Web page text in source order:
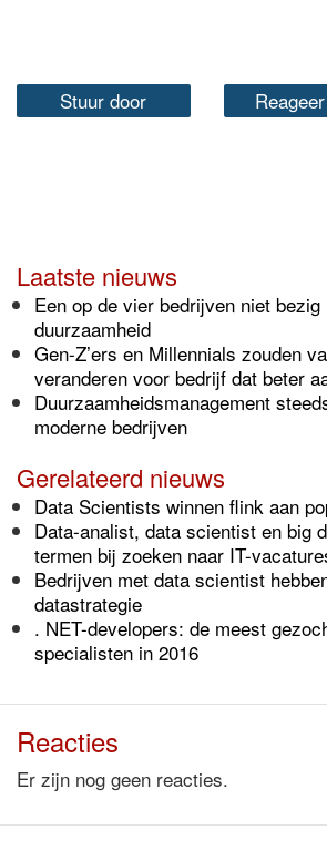
Stuur door Reageer
Laatste nieuws
Een op de vier bedrijven niet
duurzaamheid
Gen-Z’ers en Millennials zouden
veranderen voor bedrijf dat beter
Duurzaamheidsmanagement
moderne bedrijven
Gerelateerd nieuws
Data Scientists winnen flink aan
Data-analist, data scientist en big
termen bij zoeken naar IT-
Bedrijven met data scientist
datastrategie
. NET-developers: de meest
specialisten in 2016
Reacties
Er zijn nog geen reacties.